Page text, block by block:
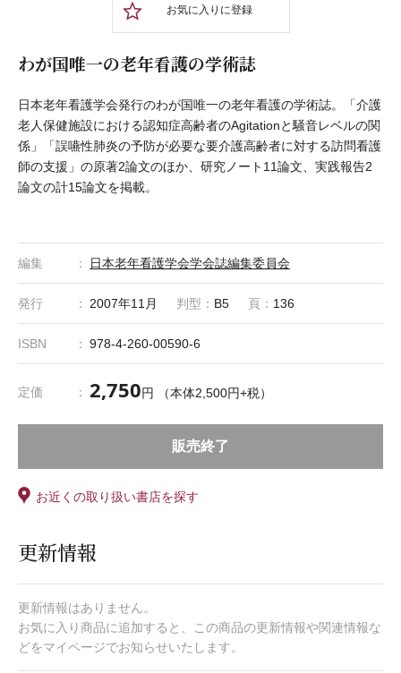
お気に入りに登録
わが国唯一の老年看護の学術誌
日本老年看護学会発行のわが国唯一の老年看護の学術誌。「介護
老人保健施設における認知症高齢者のAgitationと騒音レベルの関
係」「誤嚥性肺炎の予防が必要な要介護高齢者に対する訪問看護
師の支援」の原著2論文のほか、研究ノート11論文、実践報告2
論文の計15論文を掲載。
編集 日本老年看護学会学会誌編集委員会
発行 2007年11月 判型： B5 頁： 136
ISBN 978-4-260-00590-6
定価 2,750円 （本体2,500円+税）
販売終了
お近くの取り扱い書店を探す
更新情報
更新情報はありません。
お気に入り商品に追加すると、この商品の更新情報や関連情報な
どをマイページでお知らせいたします。